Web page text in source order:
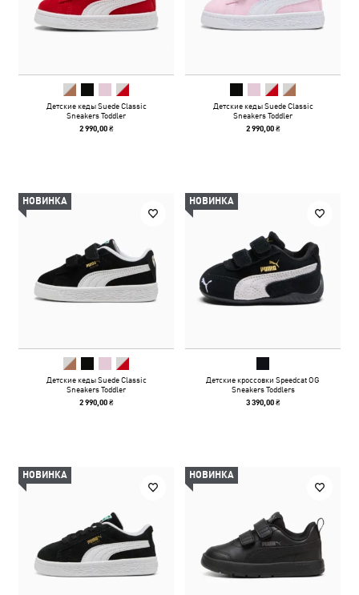
Детские кеды Suede Classic
Sneakers Toddler
2 990,00 ₴
Детские кеды Suede Classic
Sneakers Toddler
2 990,00 ₴
НОВИНКА
Детские кеды Suede Classic
Sneakers Toddler
2 990,00 ₴
НОВИНКА
Детские кроссовки Speedcat OG
Sneakers Toddlers
3 390,00 ₴
НОВИНКА НОВИНКА